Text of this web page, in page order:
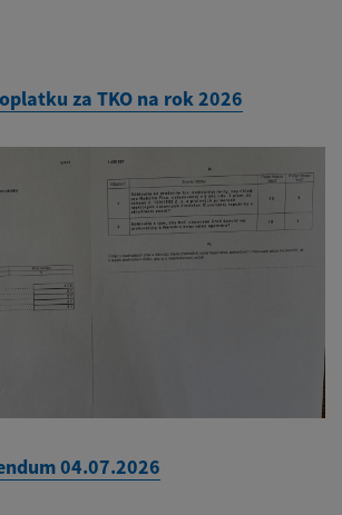
za TKO na rok 2026
04.07.2026